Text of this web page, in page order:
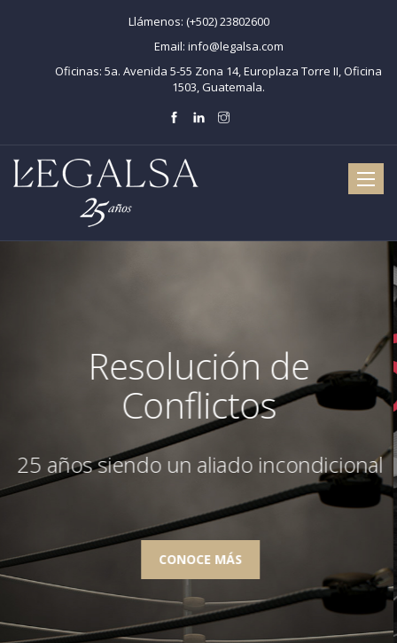
Llámenos: (+502) 23802600
Email: info@legalsa.com
Oficinas: 5a. Avenida 5-55 Zona 14, Europlaza Torre II, Oficina
1503, Guatemala.
Toggle
incondicional
CONOCE MÁS
Intelectual
siendo un aliado incondicional
CONOCE MÁS
Resolución de
Conflictos
25 años siendo un
25 años siendo un aliado incondicional
CONOCE MÁS